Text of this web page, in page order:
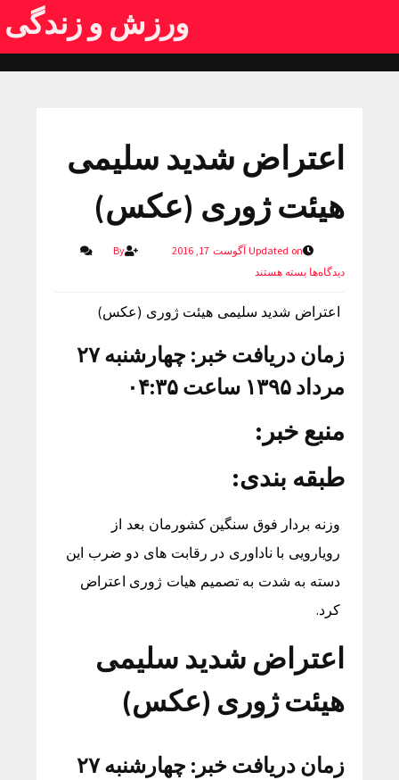
ورزش و زندگی
اعتراض شدید سلیمی
هیئت ژوری (عکس)
Updated on آگوست 17, 2016
By
دیدگاه‌هابسته هستند
اعتراض شدید سلیمی هیئت ژوری (عکس)
زمان دریافت خبر: چهارشنبه ۲۷
مرداد ۱۳۹۵ ساعت ۰۴:۳۵
منبع خبر:
طبقه بندی:
وزنه بردار فوق سنگین کشورمان بعد از
رویارویی با ناداوری در رقابت های دو ضرب این
دسته به شدت به تصمیم هیات ژوری اعتراض
کرد.
اعتراض شدید سلیمی
هیئت ژوری (عکس)
زمان دریافت خبر: چهارشنبه ۲۷